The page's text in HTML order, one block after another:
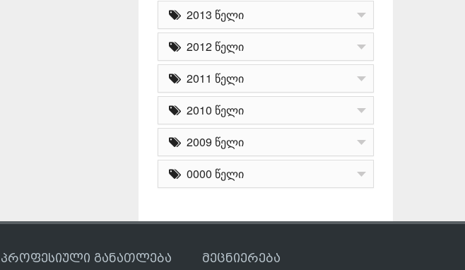
2013 წელი
2012 წელი
2011 წელი
2010 წელი
2009 წელი
0000 წელი
პროფესიული განათლება მეცნიერება